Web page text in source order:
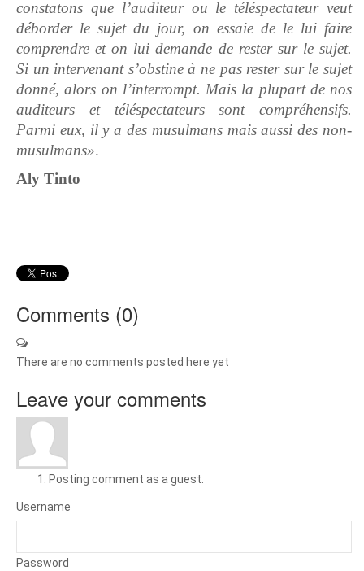
constatons que l’auditeur ou le téléspectateur veut
déborder le sujet du jour, on essaie de le lui faire
comprendre et on lui demande de rester sur le sujet.
Si un intervenant s’obstine à ne pas rester sur le sujet
donné, alors on l’interrompt. Mais la plupart de nos
auditeurs et téléspectateurs sont compréhensifs.
Parmi eux, il y a des musulmans mais aussi des non-
musulmans».
Aly Tinto
Comments (0)
There are no comments posted here yet
Leave your comments
Posting comment as a guest.
Username
Password